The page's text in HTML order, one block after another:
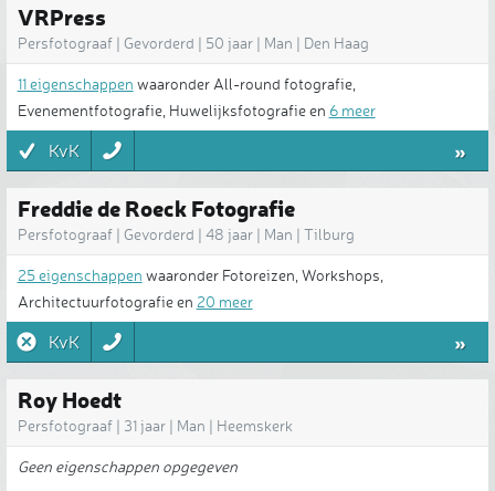
VRPress
Persfotograaf | Gevorderd | 50 jaar | Man | Den Haag
11 eigenschappen waaronder All-round fotografie,
Evenementfotografie, Huwelijksfotografie en 6 meer
KvK »
Freddie de Roeck Fotografie
Persfotograaf | Gevorderd | 48 jaar | Man | Tilburg
25 eigenschappen waaronder Fotoreizen, Workshops,
Architectuurfotografie en 20 meer
KvK »
Roy Hoedt
Persfotograaf | 31 jaar | Man | Heemskerk
Geen eigenschappen opgegeven